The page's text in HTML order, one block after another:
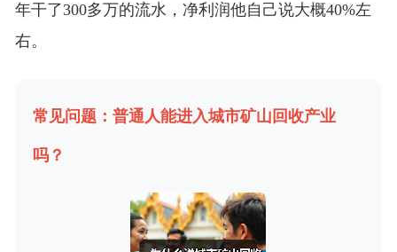
年干了300多万的流水，净利润他自己说大概40%左
右。
常见问题：普通人能进入城市矿山回收产业
吗？